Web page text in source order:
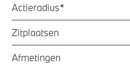
Actieradius*
Zitplaatsen
Afmetingen